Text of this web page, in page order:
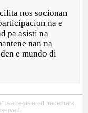
nos socionan
na e
pa asisti na
nan na
e mundo di
is a registered trademark